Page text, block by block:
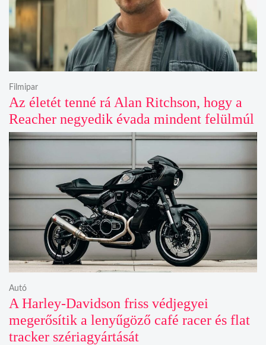
Az életét tenné rá Alan Ritchson, hogy a
Reacher negyedik évada mindent felülmúl
Filmipar
A Harley-Davidson friss védjegyei
megerősítik a lenyűgöző café racer és flat
tracker szériagyártását
Autó